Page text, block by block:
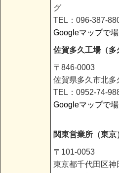
グ
TEL：096-387-
Googleマップで
佐賀多久工場（多
〒846-0003
佐賀県多久市北
TEL：0952-74-
Googleマップで
関東営業所（東京
〒101-0053
東京都千代田区